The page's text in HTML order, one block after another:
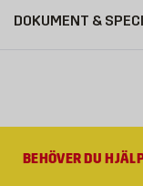
DOKUMENT &
BEHÖVER DU